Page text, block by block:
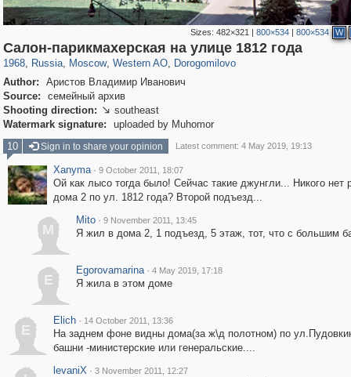
Sizes:482×321 |800×534 |800×534 W
Салон-парикмахерская на улице 1812 года
1968, Russia
1,405,755 29,243
, Moscow
319,716 8,286
, Western AO
27,128 310
, Dorogomilovo
6,082 107
Author:
Аристов Владимир Иванович
Source:
семейный архив
Shooting direction:  southeast
Watermark signature:
uploaded by Muhomor
10
Sign in to share your opinion Latest comment: 4 May 2019, 19:13
Xanyma · 9 October 2011, 18:07
Ой как лысо тогда было! Сейчас такие джунгли... Никого нет
дома 2 по ул. 1812 года? Второй подъезд...
M
Mito · 9 November 2011, 13:45
Я жил в дома 2, 1 подъезд, 5 этаж, тот, что с большим
E
Egorovamarina · 4 May 2019, 17:18
Я жила в этом доме
E
Elich · 14 October 2011, 13:36
На заднем фоне видны дома(за ж\д полотном) по
башни -министерские или генеральские....
levaniX · 3 November 2011, 12:27